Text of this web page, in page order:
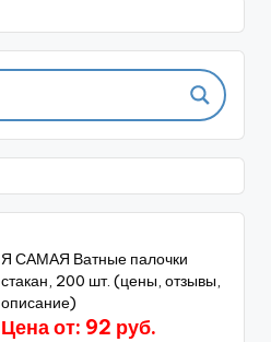
Я САМАЯ Ватные палочки
стакан, 200 шт. (цены, отзывы,
описание)
Цена от: 92 руб.